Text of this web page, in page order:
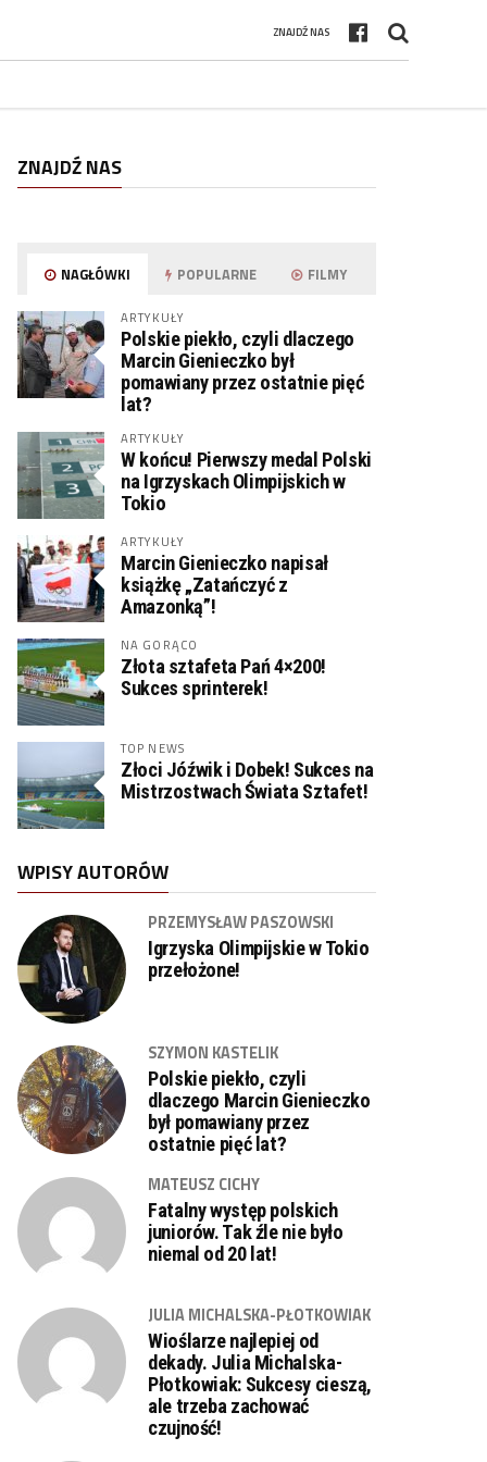
ZNAJDŹ NAS
ZNAJDŹ NAS
NAGŁÓWKI POPULARNE FILMY
ARTYKUŁY
Polskie piekło, czyli dlaczego
Marcin Gienieczko był
pomawiany przez ostatnie pięć
lat?
ARTYKUŁY
W końcu! Pierwszy medal Polski
na Igrzyskach Olimpijskich w
Tokio
ARTYKUŁY
Marcin Gienieczko napisał
książkę „Zatańczyć z
Amazonką”!
NA GORĄCO
Złota sztafeta Pań 4×200!
Sukces sprinterek!
TOP NEWS
Złoci Jóźwik i Dobek! Sukces na
Mistrzostwach Świata Sztafet!
WPISY AUTORÓW
PRZEMYSŁAW PASZOWSKI
Igrzyska Olimpijskie w Tokio
przełożone!
SZYMON KASTELIK
Polskie piekło, czyli
dlaczego Marcin Gienieczko
był pomawiany przez
ostatnie pięć lat?
MATEUSZ CICHY
Fatalny występ polskich
juniorów. Tak źle nie było
niemal od 20 lat!
JULIA MICHALSKA-PŁOTKOWIAK
Wioślarze najlepiej od
dekady. Julia Michalska-
Płotkowiak: Sukcesy cieszą,
ale trzeba zachować
czujność!